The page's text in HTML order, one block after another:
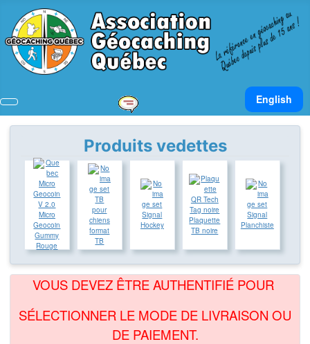
Sélectionnez
English
Produits vedettes
Micro
Geocoin
Gummy
Rouge
TB
pour
chiens
format
TB
Signal
Hockey
Plaquette
TB noire
Signal
Planchiste
VOUS DEVEZ ÊTRE AUTHENTIFIÉ POUR
SÉLECTIONNER LE MODE DE LIVRAISON OU
DE PAIEMENT.